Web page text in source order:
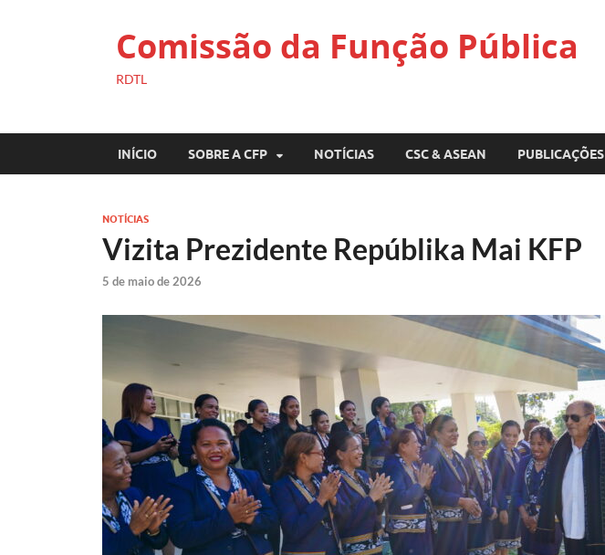
Comissão da Função Pública
RDTL
INÍCIO SOBRE A CFP NOTÍCIAS CSC & ASEAN PUBLICAÇÕES
NOTÍCIAS
Vizita Prezidente Repúblika Mai KFP
5 de maio de 2026